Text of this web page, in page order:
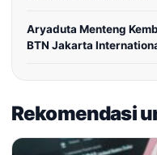
Aryaduta Menteng
BTN Jakarta
Rekomendasi